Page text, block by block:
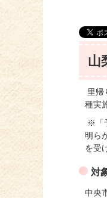
山
里帰
種実
※「
明ら
を受
対
中央